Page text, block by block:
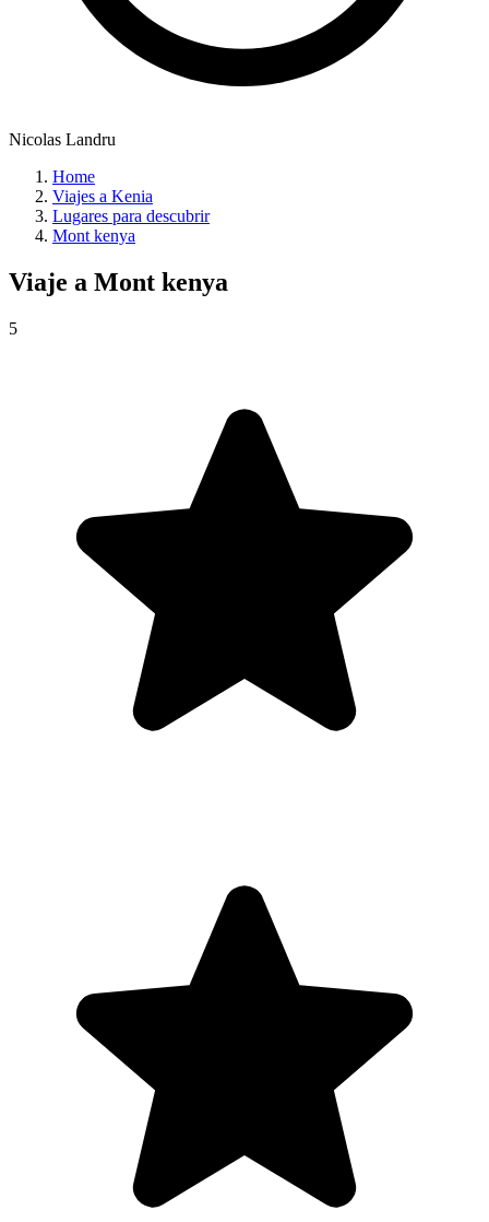
Nicolas Landru
Home
Viajes a Kenia
Lugares para descubrir
Mont kenya
Viaje a Mont kenya
5